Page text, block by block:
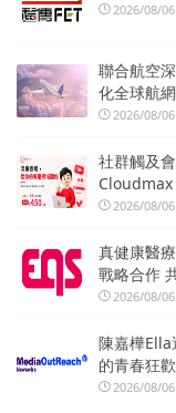
2026/08/06
聯合航空
化全球航
2026/08/06
社群觸及
Cloudmax
2026/08/06
真健康醫
戰略合作
2026/08/06
陳嘉樺
的青春狂歡
2026/08/06